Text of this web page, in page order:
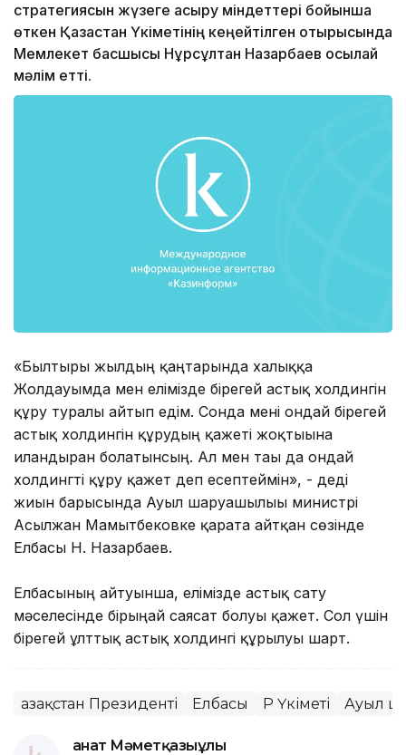
стратегиясын жүзеге асыру міндеттері бойынша
өткен Қазақстан Үкіметінің кеңейтілген отырысында
Мемлекет басшысы Нұрсұлтан Назарбаев осылай
мәлім етті.
«Былтырғы жылдың қаңтарында халыққа
Жолдауымда мен елімізде бірегей астық холдингін
құру туралы айтып едім. Сонда мені ондай бірегей
астық холдингін құрудың қажеті жоқтығына
иландырған болатынсың. Ал мен тағы да ондай
холдингті құру қажет деп есептеймін», - деді
жиын барысында Ауыл шаруашылығы министрі
Асылжан Мамытбековке қарата айтқан сөзінде
Елбасы Н. Назарбаев.
Елбасының айтуынша, елімізде астық сату
мәселесінде бірыңғай саясат болуы қажет. Сол үшін
бірегей ұлттық астық холдингі құрылуы шарт.
Қазақстан Президенті Елбасы ҚР Үкіметі Ауыл
Қанат Мәметқазыұлы